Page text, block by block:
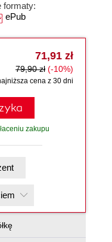
formaty:
71,91 zł
79,90 zł (-10%)
cena z 30 dni
zakupu